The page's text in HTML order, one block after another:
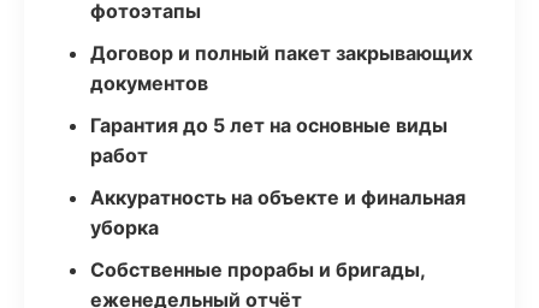
фотоэтапы
Договор и полный пакет закрывающих
документов
Гарантия до 5 лет на основные виды
работ
Аккуратность на объекте и финальная
уборка
Собственные прорабы и бригады,
еженедельный отчёт